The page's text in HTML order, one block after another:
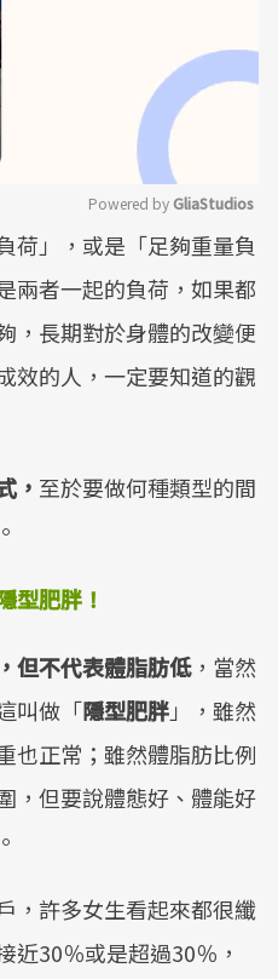
Mute
Powered by GliaStudios
荷」，或是「足夠重量負
兩者一起的負荷，如果都
，長期對於身體的改變便
效的人，一定要知道的觀
， 至於要做何種類型的間
型肥胖！
但不代表體脂肪低，當然
叫做「隱型肥胖」，雖然
也正常；雖然體脂肪比例
，但要說體態好、體能好
，許多女生看起來都很纖
近30％或是超過30％，